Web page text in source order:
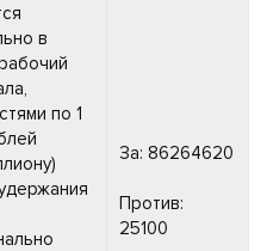
в
по 1
За: 86264620
Против:
25100